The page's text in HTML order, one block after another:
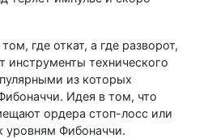
где откат, а где разворот,
инструменты технического
из которых
Идея в том, что
ордера стоп-лосс или
уровням Фибоначчи.